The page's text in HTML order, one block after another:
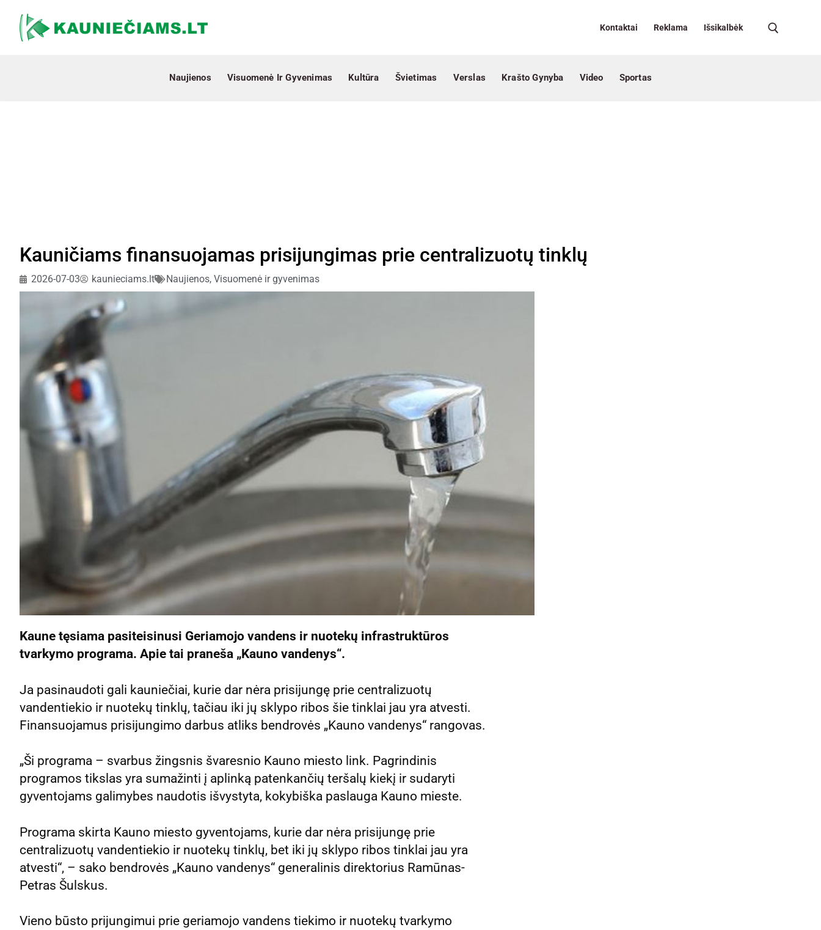
Kontaktai Reklama Išsikalbėk
Naujienos Visuomenė Ir Gyvenimas Kultūra Švietimas Verslas Krašto Gynyba Video Sportas
Kauničiams finansuojamas prisijungimas prie centralizuotų tinklų
2026-07-03 kaunieciams.lt Naujienos, Visuomenė ir gyvenimas
Kaune tęsiama pasiteisinusi Geriamojo vandens ir nuotekų infrastruktūros
tvarkymo programa. Apie tai praneša „Kauno vandenys“.
Ja pasinaudoti gali kauniečiai, kurie dar nėra prisijungę prie centralizuotų
vandentiekio ir nuotekų tinklų, tačiau iki jų sklypo ribos šie tinklai jau yra atvesti.
Finansuojamus prisijungimo darbus atliks bendrovės „Kauno vandenys“ rangovas.
„Ši programa – svarbus žingsnis švaresnio Kauno miesto link. Pagrindinis
programos tikslas yra sumažinti į aplinką patenkančių teršalų kiekį ir sudaryti
gyventojams galimybes naudotis išvystyta, kokybiška paslauga Kauno mieste.
Programa skirta Kauno miesto gyventojams, kurie dar nėra prisijungę prie
centralizuotų vandentiekio ir nuotekų tinklų, bet iki jų sklypo ribos tinklai jau yra
atvesti“, – sako bendrovės „Kauno vandenys“ generalinis direktorius Ramūnas-
Petras Šulskus.
Vieno būsto prijungimui prie geriamojo vandens tiekimo ir nuotekų tvarkymo